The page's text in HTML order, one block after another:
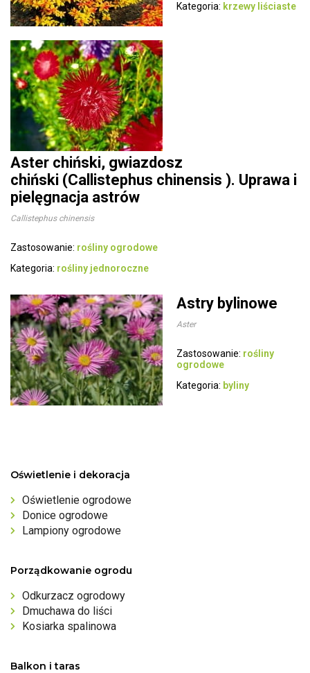
Kategoria: krzewy liściaste
Aster chiński, gwiazdosz
chiński (Callistephus chinensis ). Uprawa i
pielęgnacja astrów
Callistephus chinensis
Zastosowanie: rośliny ogrodowe
Kategoria: rośliny jednoroczne
Astry bylinowe
Aster
Zastosowanie: rośliny
ogrodowe
Kategoria: byliny
Oświetlenie i dekoracja
Oświetlenie ogrodowe
Donice ogrodowe
Lampiony ogrodowe
Porządkowanie ogrodu
Odkurzacz ogrodowy
Dmuchawa do liści
Kosiarka spalinowa
Balkon i taras